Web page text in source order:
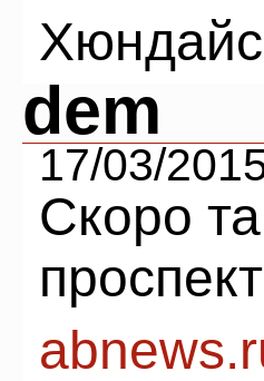
dem
17/03/
Скоро